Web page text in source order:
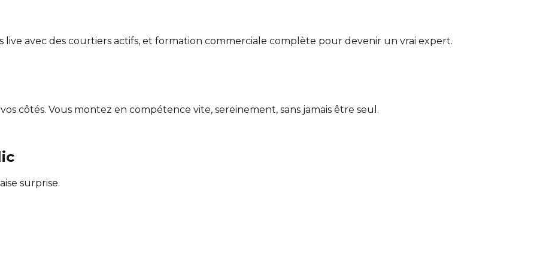
live avec des courtiers actifs, et formation commerciale complète pour devenir un vrai expert.
côtés. Vous montez en compétence vite, sereinement, sans jamais être seul.
surprise.